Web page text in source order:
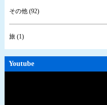
その他 (92)
旅 (1)
Youtube